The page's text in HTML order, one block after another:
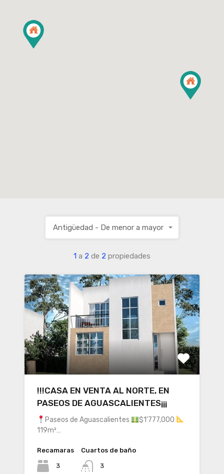
1 a 2 de 2 propiedades
Antigüedad - De menor a mayor
!!!CASA EN VENTA AL NORTE, EN
PASEOS DE AGUASCALIENTES¡¡¡
Paseos de Aguascalientes
$1’777,000
119m²…
Recamaras
3
Cuartos de baño
3